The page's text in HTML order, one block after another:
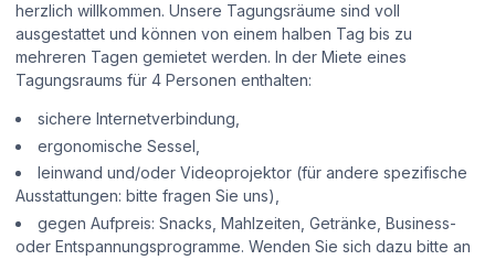
herzlich willkommen. Unsere Tagungsräume sind voll
ausgestattet und können von einem halben Tag bis zu
mehreren Tagen gemietet werden. In der Miete eines
Tagungsraums für 4 Personen enthalten:
sichere Internetverbindung,
ergonomische Sessel,
leinwand und/oder Videoprojektor (für andere spezifische
Ausstattungen: bitte fragen Sie uns),
gegen Aufpreis: Snacks, Mahlzeiten, Getränke, Business-
oder Entspannungsprogramme. Wenden Sie sich dazu bitte an